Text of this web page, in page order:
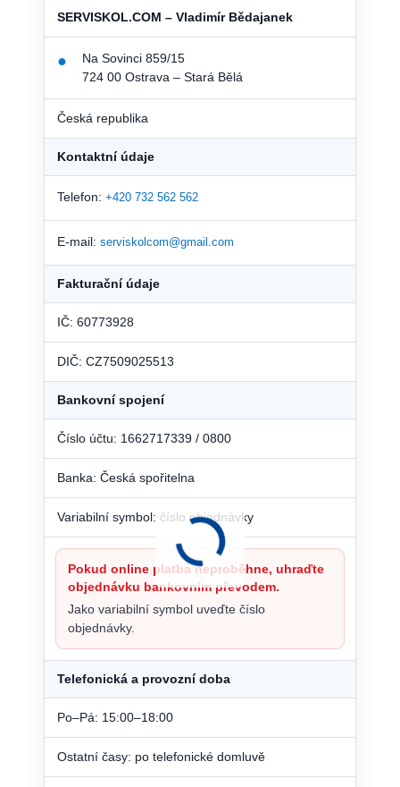
SERVISKOL.COM – Vladimír Bědajanek
●
Na Sovinci 859/15
724 00 Ostrava – Stará Bělá
Česká republika
Kontaktní údaje
Telefon: +420 732 562 562
E-mail: serviskolcom@gmail.com
Fakturační údaje
IČ: 60773928
DIČ: CZ7509025513
Bankovní spojení
Číslo účtu: 1662717339 / 0800
Banka: Česká spořitelna
Variabilní symbol: číslo objednávky
Pokud online platba neproběhne, uhraďte
objednávku bankovním převodem.
Jako variabilní symbol uveďte číslo
objednávky.
Telefonická a provozní doba
Po–Pá: 15:00–18:00
Ostatní časy: po telefonické domluvě